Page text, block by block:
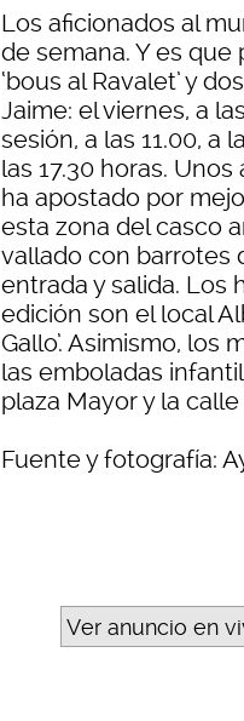
Los aficionados al
de semana. Y es
‘bous al Ravalet’ y
Jaime: el viernes, a
sesión, a las 11.00, a
las 17.30 horas.
ha apostado por
esta zona del casco
vallado con barrotes
entrada y salida. Los
edición son el local
Gallo’. Asimismo,
las emboladas
plaza Mayor y la calle
Fuente y fotografía:
Ver anuncio en